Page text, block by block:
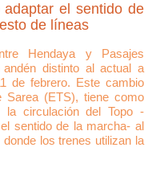
el sentido de
de líneas
Hendaya y Pasajes
distinto al actual a
de febrero. Este cambio
Sarea (ETS), tiene como
la circulación del Topo -
sentido de la marcha- al
los trenes utilizan la